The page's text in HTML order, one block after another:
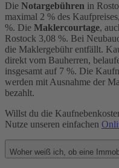
Die Notargebühren in
maximal 2 % des
%. Die Maklercourtage,
Rostock 3,08 %. Bei
die Maklergebühr entfällt.
direkt vom Bauherren,
insgesamt auf 7 %. Die
werden mit Ausnahme der
bezahlt.
Willst du die
Nutze unseren einfachen
Woher weiß ich, ob eine